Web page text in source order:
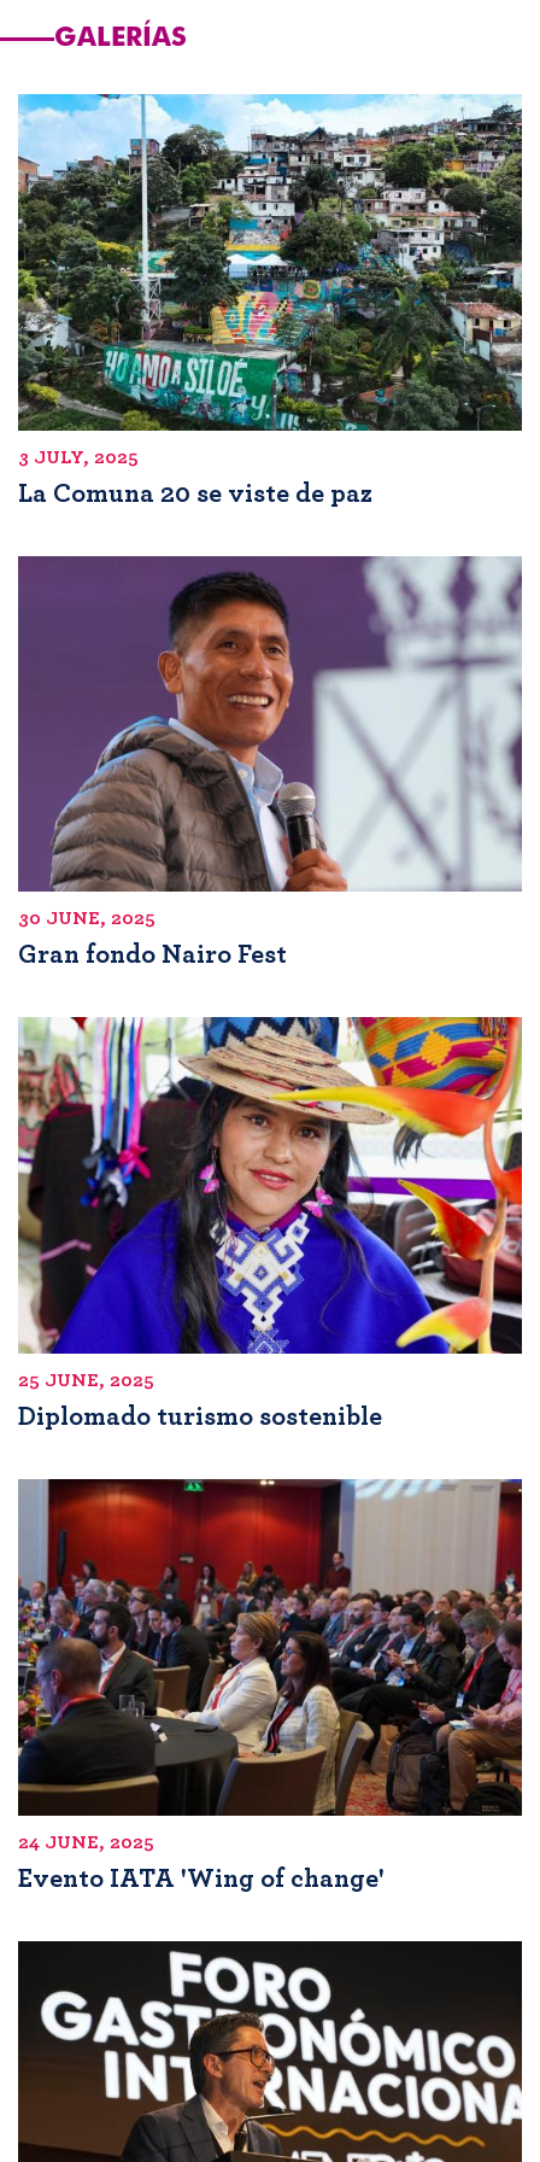
GALERÍAS
3 JULY, 2025
La Comuna 20 se viste de paz
30 JUNE, 2025
Gran fondo Nairo Fest
25 JUNE, 2025
Diplomado turismo sostenible
24 JUNE, 2025
Evento IATA 'Wing of change'